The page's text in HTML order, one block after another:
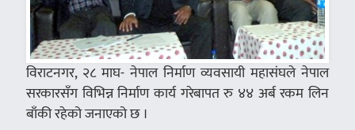
विराटनगर, २८ माघ- नेपाल निर्माण व्यवसायी महासंघले नेपाल
सरकारसँग विभिन्न निर्माण कार्य गरेबापत रु ४४ अर्ब रकम लिन
बाँकी रहेको जनाएको छ ।